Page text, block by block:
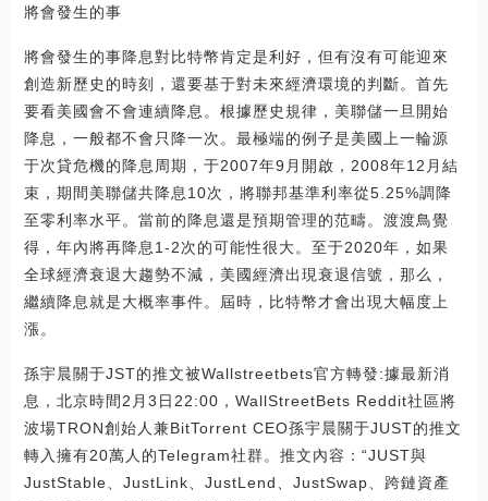
將會發生的事
將會發生的事降息對比特幣肯定是利好，但有沒有可能迎來
創造新歷史的時刻，還要基于對未來經濟環境的判斷。首先
要看美國會不會連續降息。根據歷史規律，美聯儲一旦開始
降息，一般都不會只降一次。最極端的例子是美國上一輪源
于次貸危機的降息周期，于2007年9月開啟，2008年12月結
束，期間美聯儲共降息10次，將聯邦基準利率從5.25%調降
至零利率水平。當前的降息還是預期管理的范疇。渡渡鳥覺
得，年內將再降息1-2次的可能性很大。至于2020年，如果
全球經濟衰退大趨勢不減，美國經濟出現衰退信號，那么，
繼續降息就是大概率事件。屆時，比特幣才會出現大幅度上
漲。
孫宇晨關于JST的推文被Wallstreetbets官方轉發:據最新消
息，北京時間2月3日22:00，WallStreetBets Reddit社區將
波場TRON創始人兼BitTorrent CEO孫宇晨關于JUST的推文
轉入擁有20萬人的Telegram社群。推文內容：“JUST與
JustStable、JustLink、JustLend、JustSwap、跨鏈資產